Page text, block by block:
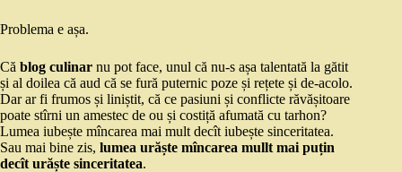
Problema e așa.
Că blog culinar nu pot face, unul că nu-s așa talentată la gătit
și al doilea că aud că se fură puternic poze și rețete și de-acolo.
Dar ar fi frumos și liniștit, că ce pasiuni și conflicte răvășitoare
poate stîrni un amestec de ou și costiță afumată cu tarhon?
Lumea iubește mîncarea mai mult decît iubește sinceritatea.
Sau mai bine zis, lumea urăște mîncarea mullt mai puțin
decît urăște sinceritatea.